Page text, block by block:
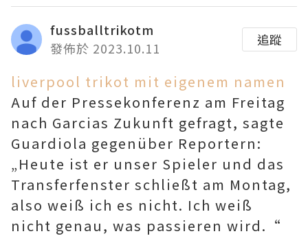
fussballtrikotm
發佈於 2023.10.11
追蹤
liverpool trikot mit eigenem namen
Auf der Pressekonferenz am Freitag
nach Garcias Zukunft gefragt, sagte
Guardiola gegenüber Reportern:
„Heute ist er unser Spieler und das
Transferfenster schließt am Montag,
also weiß ich es nicht. Ich weiß
nicht genau, was passieren wird.“